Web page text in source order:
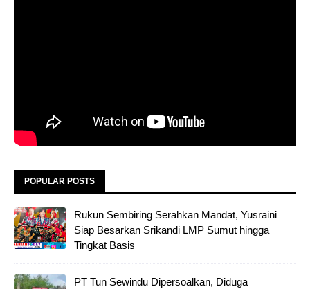
POPULAR POSTS
Rukun Sembiring Serahkan Mandat, Yusraini
Siap Besarkan Srikandi LMP Sumut hingga
Tingkat Basis
PT Tun Sewindu Dipersoalkan, Diduga